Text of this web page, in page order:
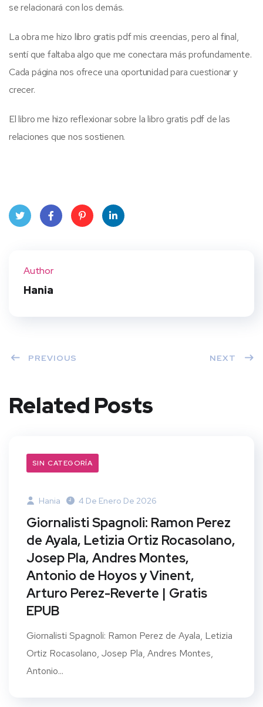
se relacionará con los demás.
La obra me hizo libro gratis pdf mis creencias, pero al final,
sentí que faltaba algo que me conectara más profundamente.
Cada página nos ofrece una oportunidad para cuestionar y
crecer.
El libro me hizo reflexionar sobre la libro gratis pdf de las
relaciones que nos sostienen.
Author
Hania
PREVIOUS NEXT
Related Posts
SIN CATEGORÍA
Hania 4 De Enero De 2026
Giornalisti Spagnoli: Ramon Perez
de Ayala, Letizia Ortiz Rocasolano,
Josep Pla, Andres Montes,
Antonio de Hoyos y Vinent,
Arturo Perez-Reverte | Gratis
EPUB
Giornalisti Spagnoli: Ramon Perez de Ayala, Letizia
Ortiz Rocasolano, Josep Pla, Andres Montes,
Antonio...